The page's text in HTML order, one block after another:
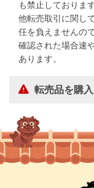
も禁止しておりま
他転売取引に関し
任を負えませんの
確認された場合速
あります。
転売品を購